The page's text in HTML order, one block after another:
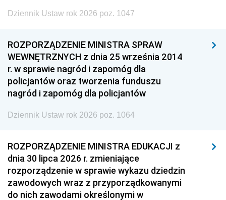
Dziennik Ustaw rok 2026 poz. 1047
ROZPORZĄDZENIE MINISTRA SPRAW
WEWNĘTRZNYCH z dnia 25 września 2014
r. w sprawie nagród i zapomóg dla
policjantów oraz tworzenia funduszu
nagród i zapomóg dla policjantów
Dziennik Ustaw rok 2026 poz. 1064
ROZPORZĄDZENIE MINISTRA EDUKACJI z
dnia 30 lipca 2026 r. zmieniające
rozporządzenie w sprawie wykazu dziedzin
zawodowych wraz z przyporządkowanymi
do nich zawodami określonymi w